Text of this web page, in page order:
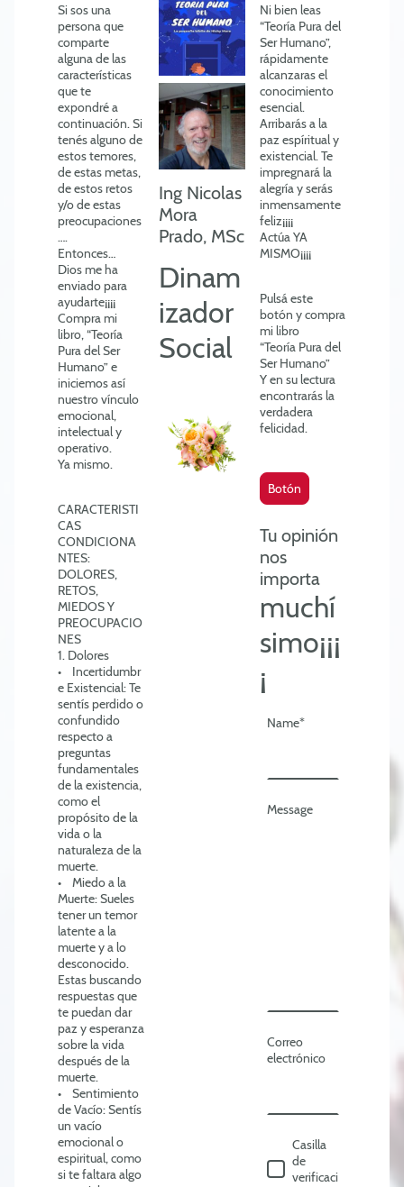
Si sos una
persona que
comparte
alguna de las
características
que te
expondré a
continuación. Si
tenés alguno de
estos temores,
de estas metas,
de estos retos
y/o de estas
preocupaciones
….
Entonces…
Dios me ha
enviado para
ayudarte¡¡¡¡
Compra mi
libro, “Teoría
Pura del Ser
Humano” e
iniciemos así
nuestro vínculo
emocional,
intelectual y
operativo.
Ya mismo.
CARACTERISTI
CAS
CONDICIONA
NTES:
DOLORES,
RETOS,
MIEDOS Y
PREOCUPACIO
NES
1. Dolores
• Incertidumbr
e Existencial: Te
sentís perdido o
confundido
respecto a
preguntas
fundamentales
de la existencia,
como el
propósito de la
vida o la
naturaleza de la
muerte.
• Miedo a la
Muerte: Sueles
tener un temor
latente a la
muerte y a lo
desconocido.
Estas buscando
respuestas que
te puedan dar
paz y esperanza
sobre la vida
después de la
muerte.
• Sentimiento
de Vacío: Sentís
un vacío
emocional o
espiritual, como
si te faltara algo
Ing Nicolas
Mora
Prado, MSc
Dinam
izador
Social
Ni bien leas
“Teoría Pura del
Ser Humano”,
rápidamente
alcanzaras el
conocimiento
esencial.
Arribarás a la
paz espíritual y
existencial. Te
impregnará la
alegría y serás
inmensamente
feliz¡¡¡¡
Actúa YA
MISMO¡¡¡¡
Pulsá este
botón y compra
mi libro
“Teoría Pura del
Ser Humano”
Y en su lectura
encontrarás la
verdadera
felicidad.
Botón
Tu opinión
nos
importa
muchí
simo¡¡¡
¡
Name*
Message
Correo
electrónico
Casilla
de
verificaci